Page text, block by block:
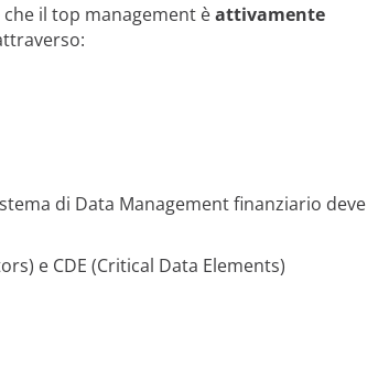
il top management èattivamente
di Data Management finanziario deve
e CDE (Critical Data Elements)